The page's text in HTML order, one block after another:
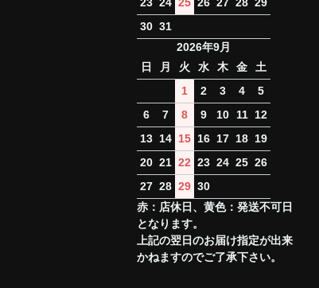
30 31
2026年9月
日
月 火 水 木 金
土
1
2 3 4
5
6
7 8 9 10 11 12
13 14 15 16 17 18 19
20 21 22 23 24 25 26
27 28 29 30
赤：店休日、黄色：発送不可日
となります。
上記の翌日のお届け指定が出来
かねますのでご了承下さい。